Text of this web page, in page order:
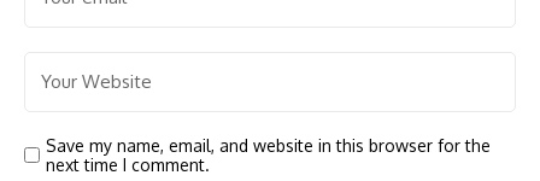
Save my name, email, and website in this browser for the
next time I comment.